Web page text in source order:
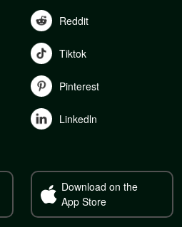
Reddit
Tiktok
Pinterest
Linkedln
Download on the
App Store